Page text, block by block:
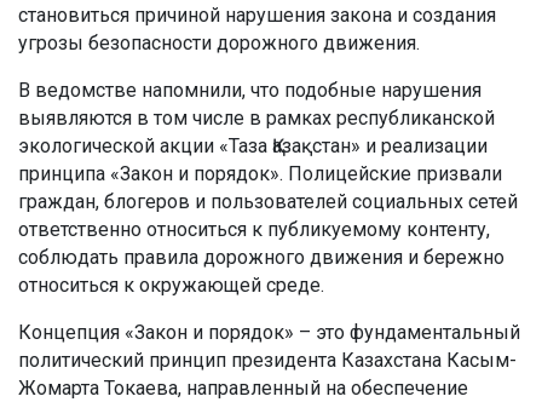
становиться причиной нарушения закона и создания
угрозы безопасности дорожного движения.
В ведомстве напомнили, что подобные нарушения
выявляются в том числе в рамках республиканской
экологической акции «Таза Қазақстан» и реализации
принципа «Закон и порядок». Полицейские призвали
граждан, блогеров и пользователей социальных сетей
ответственно относиться к публикуемому контенту,
соблюдать правила дорожного движения и бережно
относиться к окружающей среде.
Концепция «Закон и порядок» – это фундаментальный
политический принцип президента Казахстана Касым-
Жомарта Токаева, направленный на обеспечение